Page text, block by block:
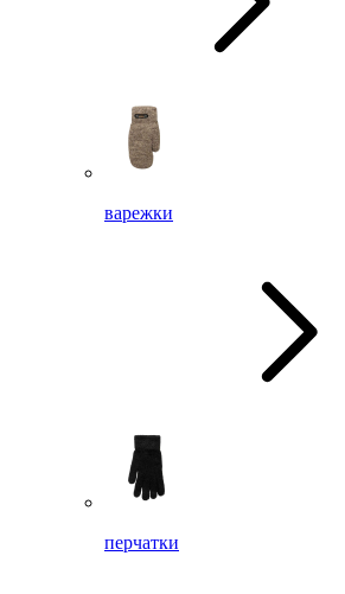
варежки
перчатки